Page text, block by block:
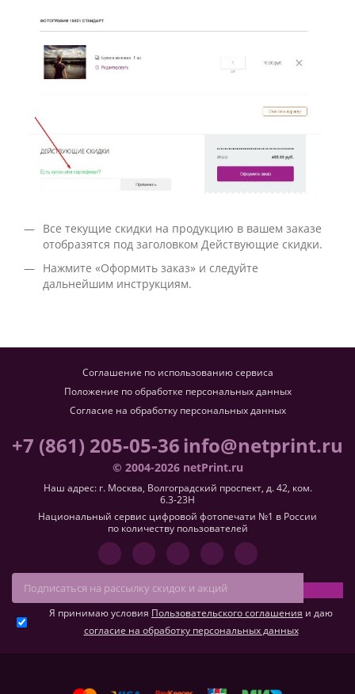
Все текущие скидки на продукцию в вашем заказе
отобразятся под заголовком Действующие скидки.
Нажмите «Оформить заказ» и следуйте
дальнейшим инструкциям.
Соглашение по использованию сервиса
Положение по обработке персональных данных
Согласие на обработку персональных данных
+7 (861) 205-05-36info@netprint.ru
© 2004-2026 netPrint.ru
Наш адрес: г. Москва, Волгоградский проспект, д. 42, ком.
6.3-23H
Национальный сервис цифровой фотопечати №1 в России
по количеству пользователей
Я принимаю условия Пользовательского соглашения и даю
согласие на обработку персональных данных